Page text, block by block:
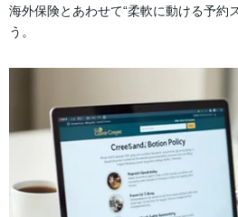
海外保険とあわせて“柔軟に動ける予約
う。